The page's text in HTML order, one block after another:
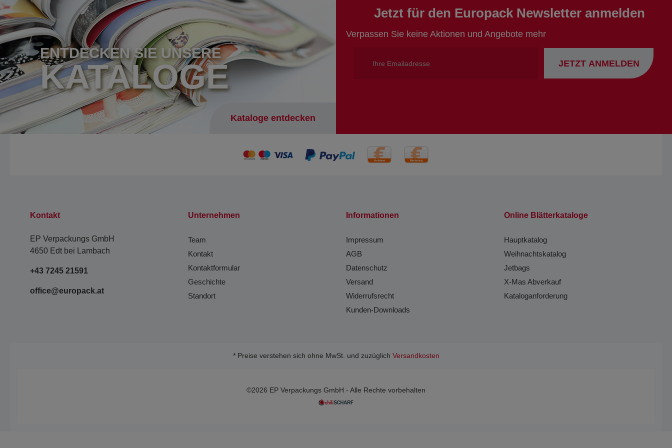
ENTDECKEN SIE UNSERE
KATALOGE
Kataloge entdecken
Jetzt für den Europack Newsletter anmelden
Verpassen Sie keine Aktionen und Angebote mehr
JETZT ANMELDEN
Kontakt
EP Verpackungs GmbH
4650 Edt bei Lambach
+43 7245 21591
office@europack.at
Unternehmen
Team
Kontakt
Kontaktformular
Geschichte
Standort
Informationen
Impressum
AGB
Datenschutz
Versand
Widerrufsrecht
Kunden-Downloads
Online Blätterkataloge
Hauptkatalog
Weihnachtskatalog
Jetbags
X-Mas Abverkauf
Kataloganforderung
* Preise verstehen sich ohne MwSt. und zuzüglich Versandkosten
©2026 EP Verpackungs GmbH - Alle Rechte vorbehalten